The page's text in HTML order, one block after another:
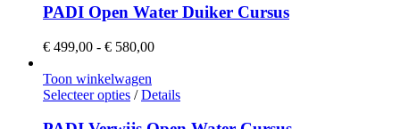
heeft
meerdere
variaties.
Deze
optie
kan
gekozen
worden
PADI Open Water Duiker Cursus
€ 499,00 - € 580,00Prijsklasse:
€ 580,00
Toon winkelwagen
Selecteer opties Dit
heeft
/ Details